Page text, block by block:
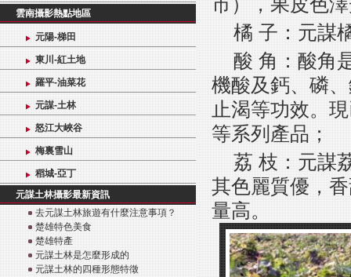
雲南攝影熱點地區
元陽-梯田
東川-紅土地
羅平-油菜花
元謀-土林
怒江大峽谷
梅裏雪山
稻城-亞丁
元謀土林攝影最新資訊
去元謀土林旅遊有什麼注意事項？
楚雄特色美食
楚雄特產
元謀土林是怎麼形成的
元謀土林的四種形態特徵
橘 子：元謀
酸 角：酸角
機酸及鈣、磷
止渴等功效。
等系列產品；
荔 枝：元謀
其色麗質優，
量高。